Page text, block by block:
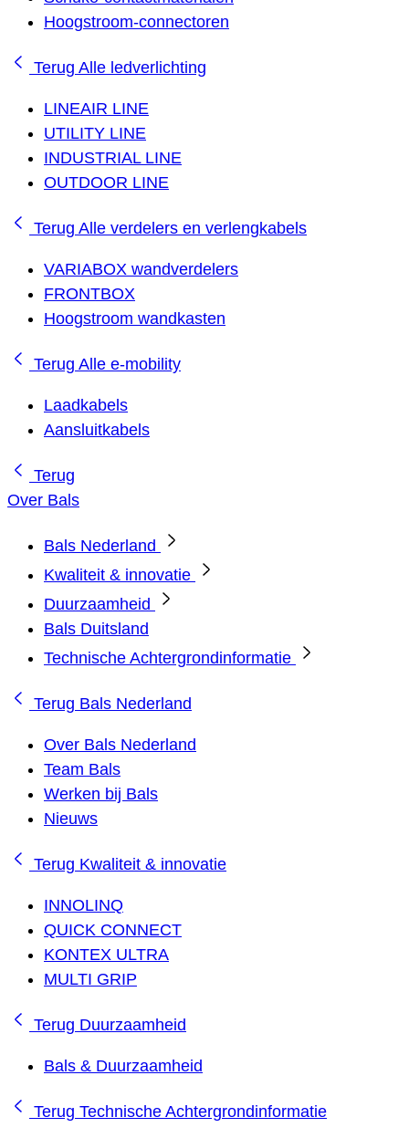
Hoogstroom-connectoren
Terug Alle ledverlichting
LINEAIR LINE
UTILITY LINE
INDUSTRIAL LINE
OUTDOOR LINE
Terug Alle verdelers en verlengkabels
VARIABOX wandverdelers
FRONTBOX
Hoogstroom wandkasten
Terug Alle e-mobility
Laadkabels
Aansluitkabels
Terug
Over Bals
Bals Nederland
Kwaliteit & innovatie
Duurzaamheid
Bals Duitsland
Technische Achtergrondinformatie
Terug Bals Nederland
Over Bals Nederland
Team Bals
Werken bij Bals
Nieuws
Terug Kwaliteit & innovatie
INNOLINQ
QUICK CONNECT
KONTEX ULTRA
MULTI GRIP
Terug Duurzaamheid
Bals & Duurzaamheid
Terug Technische Achtergrondinformatie